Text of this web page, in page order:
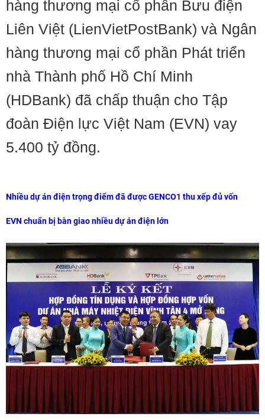
hàng thương mại cổ phần Bưu điện
Liên Việt (LienVietPostBank) và Ngân
hàng thương mại cổ phần Phát triển
nhà Thành phố Hồ Chí Minh
(HDBank) đã chấp thuận cho Tập
đoàn Điện lực Việt Nam (EVN) vay
5.400 tỷ đồng.
Nhiều dự án điện trọng điểm đã được GENCO1 thu xếp đủ vốn
EVN chuẩn bị bàn giao nhiều dự án điện lớn